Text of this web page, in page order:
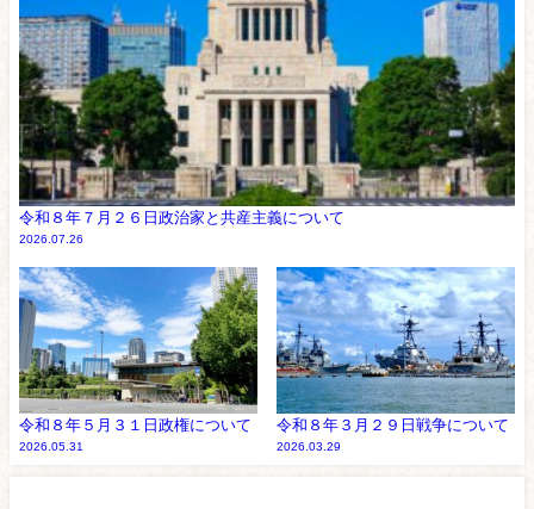
令和８年７月２６日政治家と共産主義について
2026.07.26
令和８年５月３１日政権について
2026.05.31
令和８年３月２９日戦争について
2026.03.29